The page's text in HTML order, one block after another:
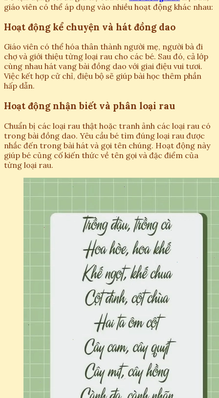
giáo viên có thể áp dụng vào nhiều hoạt động khác nhau:
Hoạt động kể chuyện và hát đồng dao
Giáo viên có thể hóa thân thành người mẹ, người bà đi
chợ và giới thiệu từng loại rau cho các bé. Sau đó, cả lớp
cùng nhau hát vang bài đồng dao với giai điệu vui tươi.
Việc kết hợp cử chỉ, điệu bộ sẽ giúp bài học thêm phần
hấp dẫn.
Hoạt động nhận biết và phân loại rau
Chuẩn bị các loại rau thật hoặc tranh ảnh các loại rau có
trong bài đồng dao. Yêu cầu bé tìm đúng loại rau được
nhắc đến trong bài hát và gọi tên chúng. Hoạt động này
giúp bé củng cố kiến thức về tên gọi và đặc điểm của
từng loại rau.